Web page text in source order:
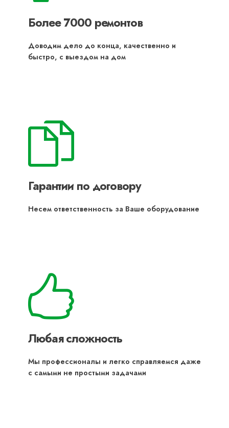
Более 7000 ремонтов
Доводим дело до конца, качественно и
быстро, с выездом на дом
Гарантии по договору
Несем ответственность за Ваше оборудование
Любая сложность
Мы профессионалы и легко справляемся даже
с самыми не простыми задачами